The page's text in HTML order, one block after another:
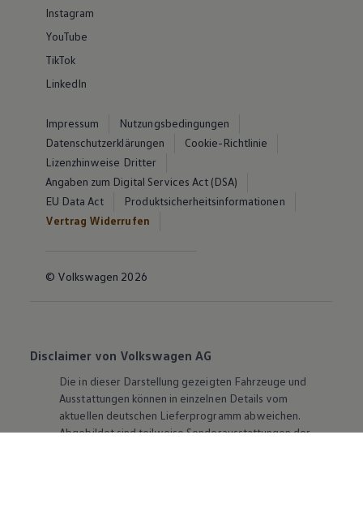
Instagram
YouTube
TikTok
LinkedIn
Impressum
Nutzungsbedingungen
Datenschutzerklärungen
Cookie-Richtlinie
Lizenzhinweise Dritter
Angaben zum Digital Services Act (DSA)
EU Data Act
Produktsicherheitsinformationen
Vertrag Widerrufen
© Volkswagen 2026
Disclaimer von Volkswagen AG
Die in dieser Darstellung gezeigten Fahrzeuge und
Ausstattungen können in einzelnen Details vom
aktuellen deutschen Lieferprogramm abweichen.
Abgebildet sind teilweise Sonderausstattungen der